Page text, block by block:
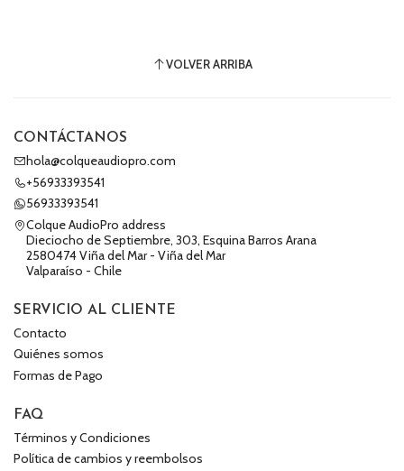
VOLVER ARRIBA
CONTÁCTANOS
hola@colqueaudiopro.com
+56933393541
56933393541
Colque AudioPro address
Dieciocho de Septiembre, 303, Esquina Barros Arana
2580474 Viña del Mar - Viña del Mar
Valparaíso - Chile
SERVICIO AL CLIENTE
Contacto
Quiénes somos
Formas de Pago
FAQ
Términos y Condiciones
Política de cambios y reembolsos